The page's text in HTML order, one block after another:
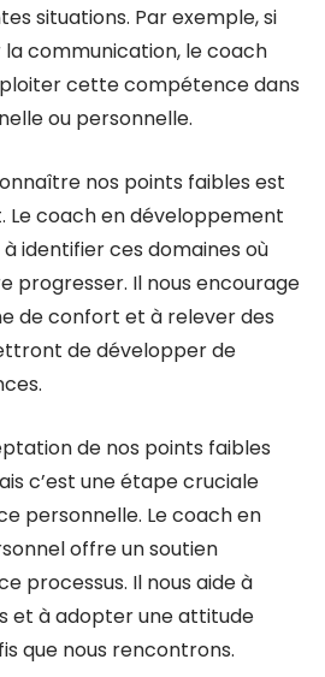
situations. Par exemple, si
la communication, le coach
cette compétence dans
ou personnelle.
nos points faibles est
Le coach en développement
identifier ces domaines où
progresser. Il nous encourage
de confort et à relever des
de développer de
de nos points faibles
c’est une étape cruciale
personnelle. Le coach en
offre un soutien
processus. Il nous aide à
et à adopter une attitude
que nous rencontrons.